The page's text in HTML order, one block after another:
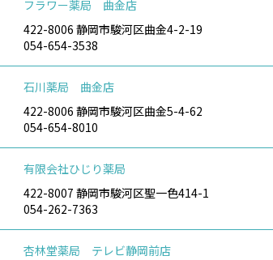
フラワー薬局 曲金店
422-8006 静岡市駿河区曲金4-2-19
054-654-3538
石川薬局 曲金店
422-8006 静岡市駿河区曲金5-4-62
054-654-8010
有限会社ひじり薬局
422-8007 静岡市駿河区聖一色414-1
054-262-7363
杏林堂薬局 テレビ静岡前店